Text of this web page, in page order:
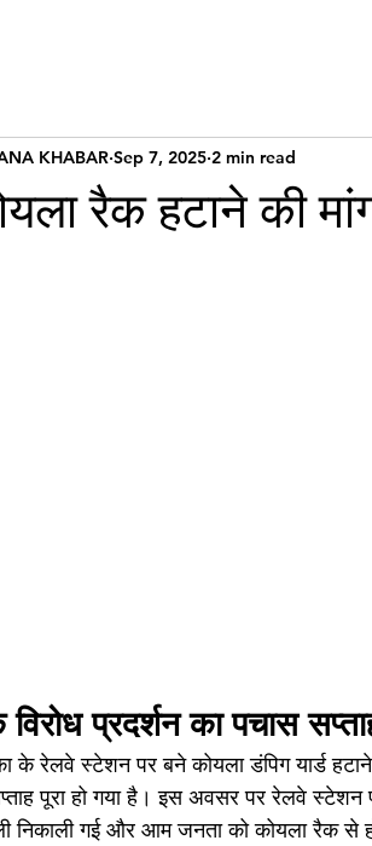
रैक हटाने की
KHABAR Sep 7, 2025 2 min read
विरोध प्रदर्शन का पचास
के रेलवे स्टेशन पर बने कोयला डंपिग यार्ड
पूरा हो गया है। इस अवसर पर रेलवे स्टेशन
निकाली गई और आम जनता को कोयला रैक से